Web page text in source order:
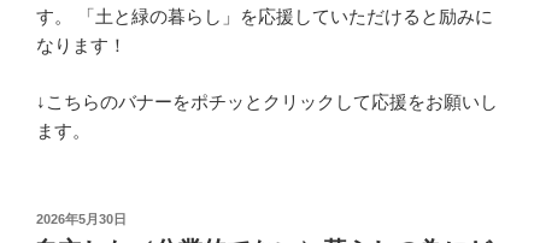
す。 「土と緑の暮らし」を応援していただけると励みに
なります！
↓こちらのバナーをポチッとクリックして応援をお願いし
ます。
投
稿
2026年5月30日